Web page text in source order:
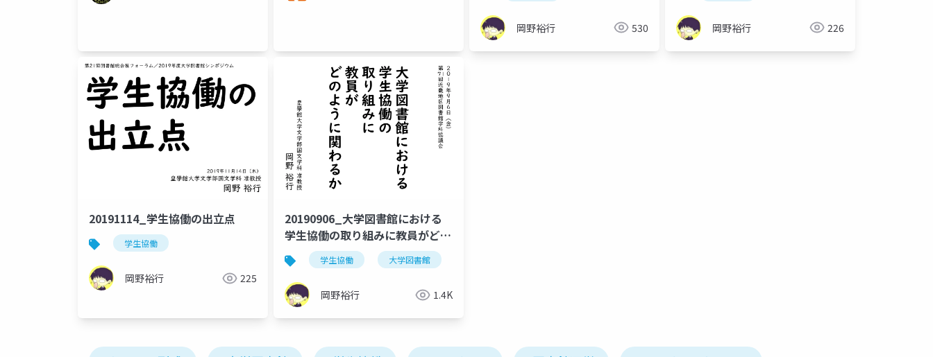
岡野裕行 530 岡野裕行 226
20191114_学生協働の出立点
学生協働
岡野裕行 225
20190906_大学図書館における
学生協働の取り組みに教員がどの
ように関わるか
学生協働 大学図書館
岡野裕行 1.4K